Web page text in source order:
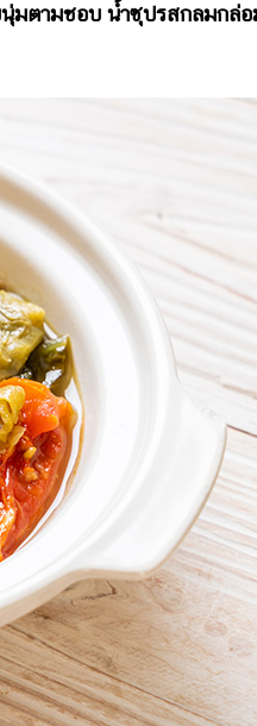
มตามชอบ น้ำซุปรสกลมกล่